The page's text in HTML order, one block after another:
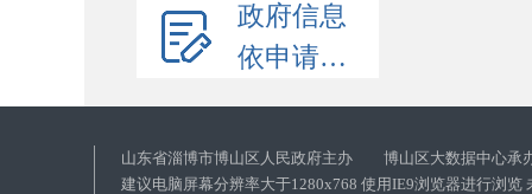
政府信息
依申请公开
山东省淄博市博山区人民政府主办 博山区大数据中心承
建议电脑屏幕分辨率大于1280x768 使用IE9浏览器进行浏览